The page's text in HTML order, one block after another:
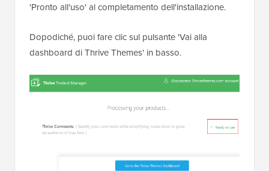
'Pronto all'uso' al completamento dell'installazione.
Dopodiché, puoi fare clic sul pulsante 'Vai alla
dashboard di Thrive Themes' in basso.